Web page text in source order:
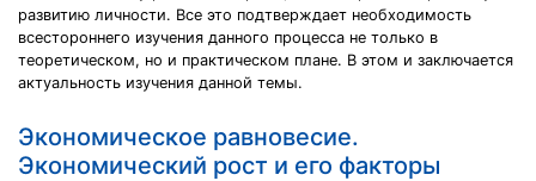
развитию личности. Все это подтверждает необходимость
всестороннего изучения данного процесса не только в
теоретическом, но и практическом плане. В этом и заключается
актуальность изучения данной темы.
Экономическое равновесие.
Экономический рост и его факторы